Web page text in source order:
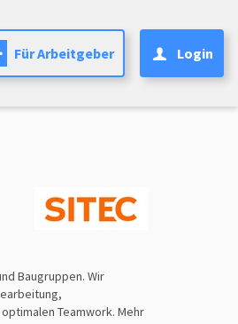
Für Arbeitgeber Login
Baugruppen. Wir
Teamwork. Mehr